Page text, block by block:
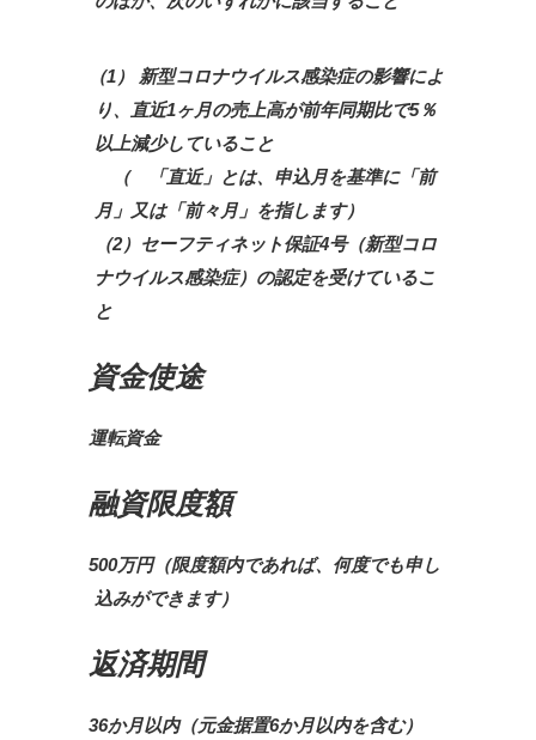
（1） 新型コロナウイルス感染症の影響によ
り、直近1ヶ月の売上高が前年同期比で5％
以上減少していること
（ 「直近」とは、申込月を基準に「前
月」又は「前々月」を指します）
（2）セーフティネット保証4号（新型コロ
ナウイルス感染症）の認定を受けているこ
と
資金使途
運転資金
融資限度額
500万円（限度額内であれば、何度でも申し
込みができます）
返済期間
36か月以内（元金据置6か月以内を含む）